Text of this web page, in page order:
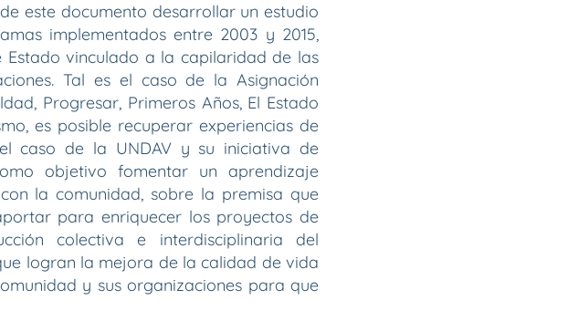
este documento desarrollar un estudio
implementados entre 2003 y 2015,
vinculado a la capilaridad de las
Tal es el caso de la Asignación
Progresar, Primeros Años, El Estado
es posible recuperar experiencias de
caso de la UNDAV y su iniciativa de
objetivo fomentar un aprendizaje
la comunidad, sobre la premisa que
para enriquecer los proyectos de
colectiva e interdisciplinaria del
logran la mejora de la calidad de vida
y sus organizaciones para que